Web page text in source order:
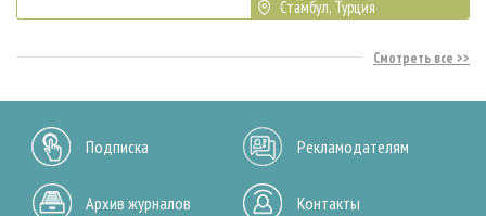
Стамбул, Турция
Смотреть все
Подписка Рекламодателям
Архив журналов Контакты